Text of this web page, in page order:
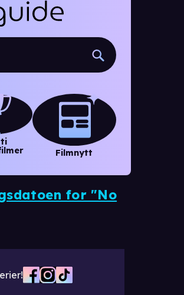
Filmnytt
for "No